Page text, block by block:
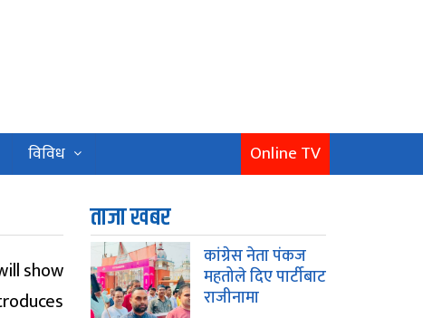
विविध Online TV
show
ताजा खबर
कांग्रेस नेता पंकज
महतोले दिए पार्टीबाट
राजीनामा